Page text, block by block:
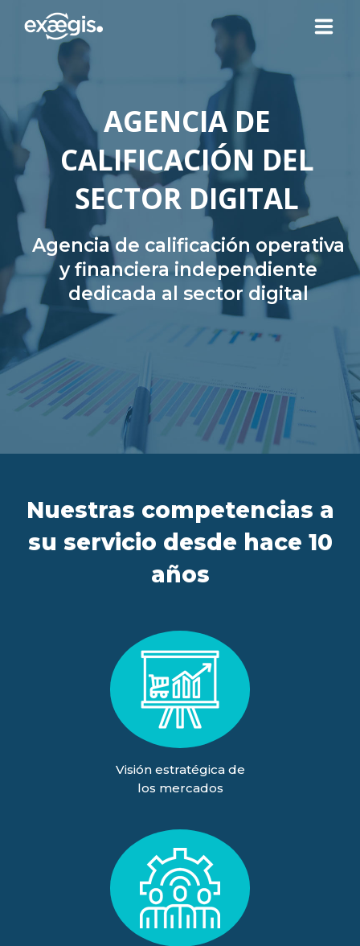
¿QUIÉNES SOMOS?
NUESTRAS OFERTAS
CONTACTO
SU ESPACIO
ES FR IT
Agencia de calificación operativa
y financiera independiente
dedicada al sector digital
AGENCIA DE
CALIFICACIÓN DEL
SECTOR DIGITAL
Nuestras competencias a
su servicio desde hace 10
años
Visión estratégica de
los mercados